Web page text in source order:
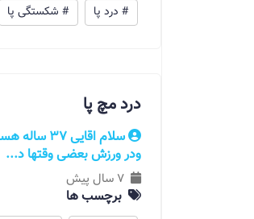
# درد پا # شکستگی پا
درد مچ پا
سلام
ودر ورزش بعضی وقتها د...
7 سال پیش
برچسب ها